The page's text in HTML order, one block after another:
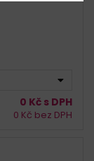
0 Kč s DPH
0 Kč bez DPH